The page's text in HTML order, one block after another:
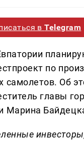
вTelegram
по
самолетов. Об
главы
Марина